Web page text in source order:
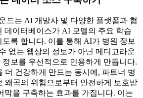
드는 AI 개발사 및 다양한 플랫폼과 협
데이터베이스가 AI 모델의 주요 학습
록 합니다. 이를 통해 AI가 병원 정보
없는 웹상의 정보가 아닌 메디고라운
보를 우선적으로 인용하게 만듭니다.
더 건강하게 만드는 동시에, 파트너 병
왜곡의 위험으로부터 안전하게 보호받
막을 구축하는 효과를 가집니다. 이는